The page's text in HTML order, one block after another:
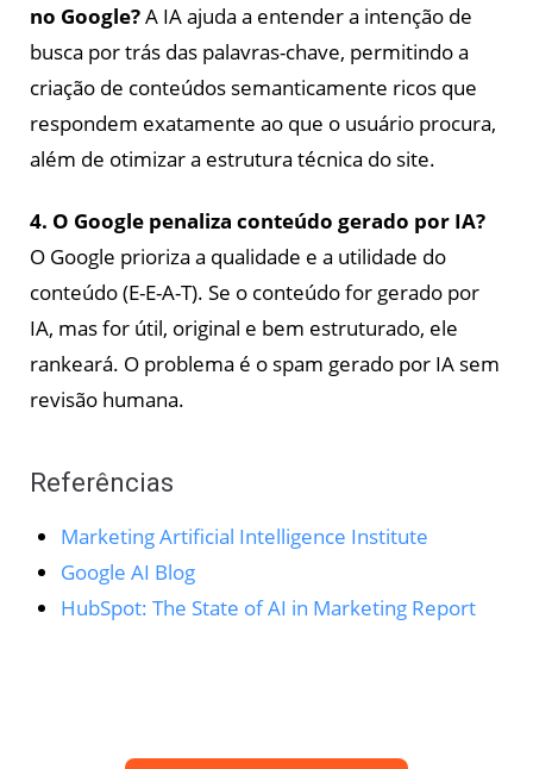
no Google?A IA ajuda a entender a intenção de
busca por trás das palavras-chave, permitindo a
criação de conteúdos semanticamente ricos que
respondem exatamente ao que o usuário procura,
além de otimizar a estrutura técnica do site.
4. O Google penaliza conteúdo gerado por IA?
O Google prioriza a qualidade e a utilidade do
conteúdo (E-E-A-T). Se o conteúdo for gerado por
IA, mas for útil, original e bem estruturado, ele
rankeará. O problema é o spam gerado por IA sem
revisão humana.
Referências
Marketing Artificial Intelligence Institute
Google AI Blog
HubSpot: The State of AI in Marketing Report